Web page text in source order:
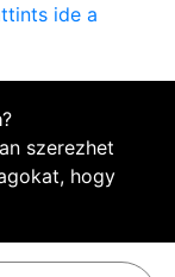
ide a
?
szerezhet
hogy